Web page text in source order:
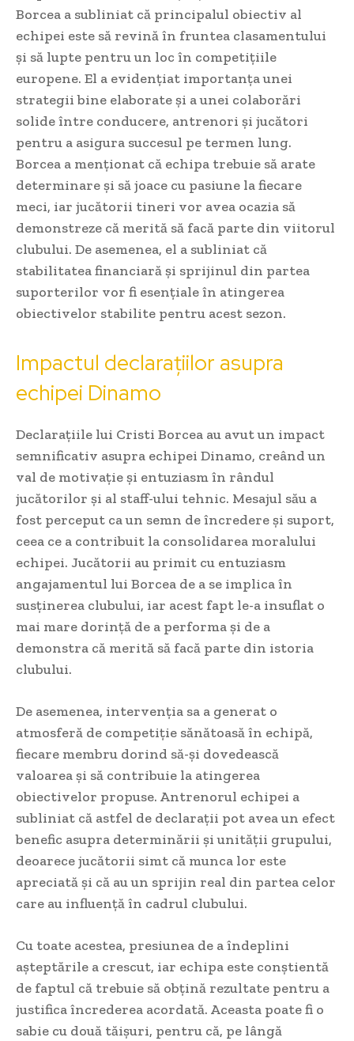
Borcea a subliniat că principalul obiectiv al
echipei este să revină în fruntea clasamentului
și să lupte pentru un loc în competițiile
europene. El a evidențiat importanța unei
strategii bine elaborate și a unei colaborări
solide între conducere, antrenori și jucători
pentru a asigura succesul pe termen lung.
Borcea a menționat că echipa trebuie să arate
determinare și să joace cu pasiune la fiecare
meci, iar jucătorii tineri vor avea ocazia să
demonstreze că merită să facă parte din viitorul
clubului. De asemenea, el a subliniat că
stabilitatea financiară și sprijinul din partea
suporterilor vor fi esențiale în atingerea
obiectivelor stabilite pentru acest sezon.
Impactul declarațiilor asupra
echipei Dinamo
Declarațiile lui Cristi Borcea au avut un impact
semnificativ asupra echipei Dinamo, creând un
val de motivație și entuziasm în rândul
jucătorilor și al staff-ului tehnic. Mesajul său a
fost perceput ca un semn de încredere și suport,
ceea ce a contribuit la consolidarea moralului
echipei. Jucătorii au primit cu entuziasm
angajamentul lui Borcea de a se implica în
susținerea clubului, iar acest fapt le-a insuflat o
mai mare dorință de a performa și de a
demonstra că merită să facă parte din istoria
clubului.
De asemenea, intervenția sa a generat o
atmosferă de competiție sănătoasă în echipă,
fiecare membru dorind să-și dovedească
valoarea și să contribuie la atingerea
obiectivelor propuse. Antrenorul echipei a
subliniat că astfel de declarații pot avea un efect
benefic asupra determinării și unității grupului,
deoarece jucătorii simt că munca lor este
apreciată și că au un sprijin real din partea celor
care au influență în cadrul clubului.
Cu toate acestea, presiunea de a îndeplini
așteptările a crescut, iar echipa este conștientă
de faptul că trebuie să obțină rezultate pentru a
justifica încrederea acordată. Aceasta poate fi o
sabie cu două tăișuri, pentru că, pe lângă